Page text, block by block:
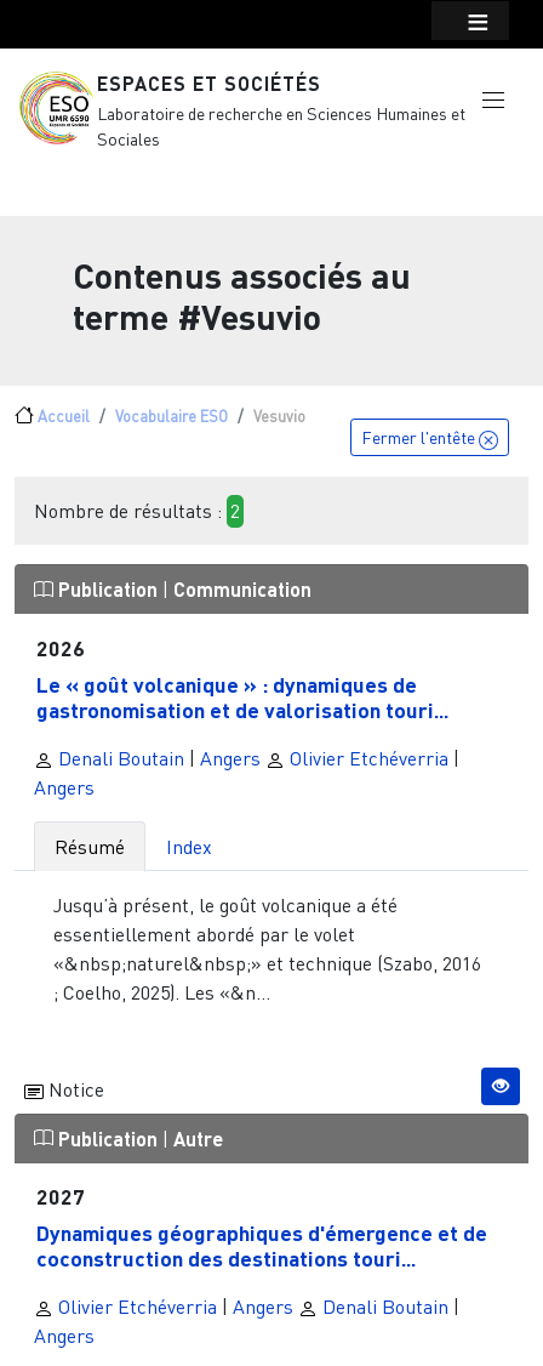
ESPACES ET SOCIÉTÉS
Laboratoire de recherche en Sciences Humaines et
Sociales
Contenus associés au
terme #Vesuvio
Fil d'Ariane
Accueil Vocabulaire ESO Vesuvio
Fermer l'entête
Nombre de résultats : 2
Publication Communication
2026
Le « goût volcanique » : dynamiques de
gastronomisation et de valorisation touri...
Denali Boutain | Angers Olivier Etchéverria |
Angers
Résumé Index
Jusqu’à présent, le goût volcanique a été
essentiellement abordé par le volet
«&nbsp;naturel&nbsp;» et technique (Szabo, 2016
; Coelho, 2025). Les «&n...
Notice
Publication | Autre
2027
Dynamiques géographiques d'émergence et de
coconstruction des destinations touri...
Olivier Etchéverria | Angers Denali Boutain |
Angers